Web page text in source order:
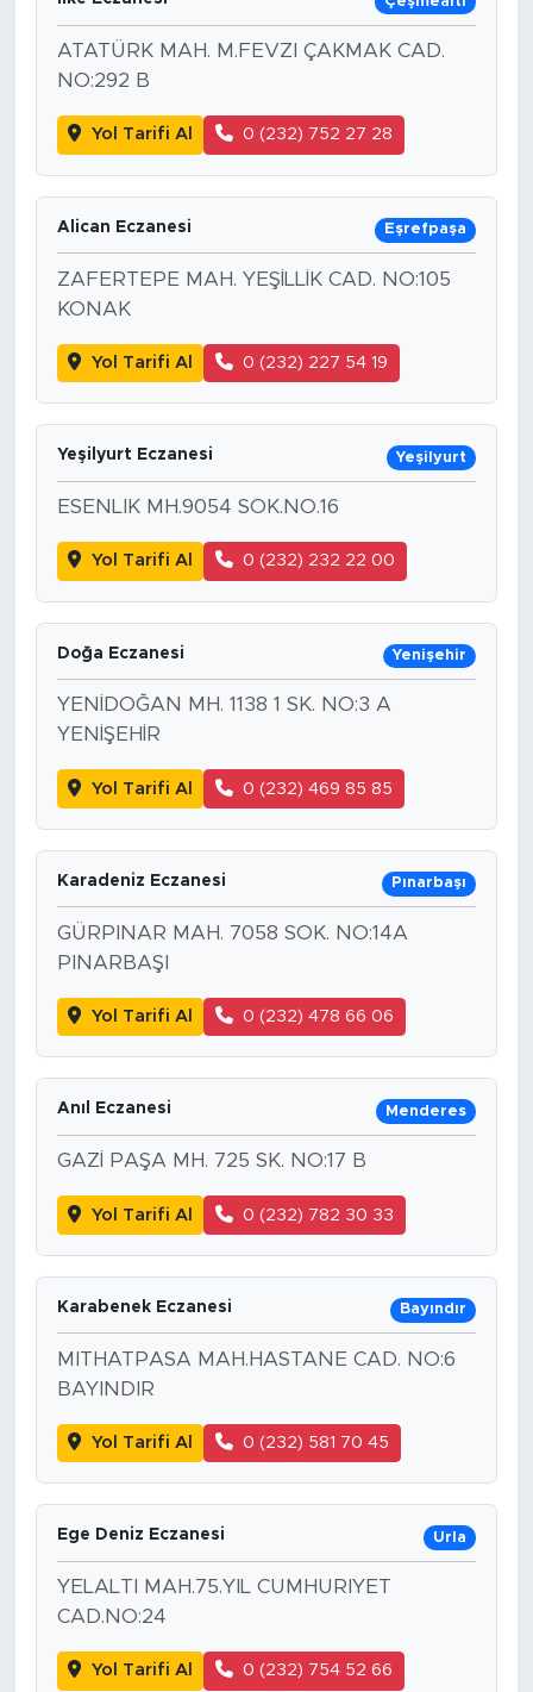
ATATÜRK MAH. M.FEVZI ÇAKMAK CAD.
NO:292 B
Yol Tarifi Al 0 (232) 752 27 28
Alican Eczanesi Eşrefpaşa
ZAFERTEPE MAH. YEŞİLLİK CAD. NO:105
KONAK
Yol Tarifi Al 0 (232) 227 54 19
Yeşilyurt Eczanesi Yeşilyurt
ESENLIK MH.9054 SOK.NO.16
Yol Tarifi Al 0 (232) 232 22 00
Doğa Eczanesi Yenişehir
YENİDOĞAN MH. 1138 1 SK. NO:3 A
YENİŞEHİR
Yol Tarifi Al 0 (232) 469 85 85
Karadeniz Eczanesi Pınarbaşı
GÜRPINAR MAH. 7058 SOK. NO:14A
PINARBAŞI
Yol Tarifi Al 0 (232) 478 66 06
Anıl Eczanesi Menderes
GAZİ PAŞA MH. 725 SK. NO:17 B
Yol Tarifi Al 0 (232) 782 30 33
Karabenek Eczanesi Bayındır
MITHATPASA MAH.HASTANE CAD. NO:6
BAYINDIR
Yol Tarifi Al 0 (232) 581 70 45
Ege Deniz Eczanesi Urla
YELALTI MAH.75.YIL CUMHURIYET
CAD.NO:24
Yol Tarifi Al 0 (232) 754 52 66